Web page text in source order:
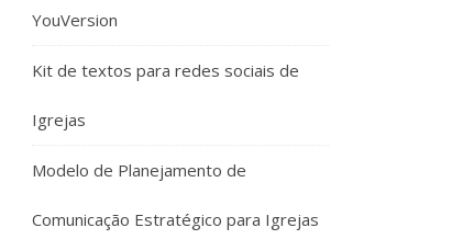
YouVersion
Kit de textos para redes sociais de
Igrejas
Modelo de Planejamento de
Comunicação Estratégico para Igrejas